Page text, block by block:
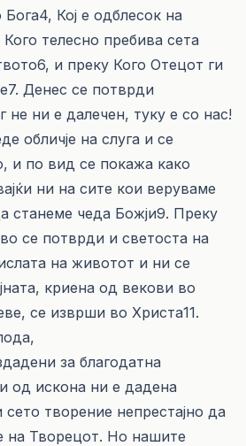
Кој е одблесок на
телесно пребива сета
и преку Кого Отецот ги
Денес се потврди
не ни е далечен, туку е со нас!
обличје на слуга и се
и по вид се покажа како
ни на сите кои веруваме
станеме чеда Божји9. Преку
се потврди и светоста на
на животот и ни се
криена од векови во
се изврши во Христа11.
за благодатна
од искона ни е дадена
творение непрестајно да
на Творецот. Но нашите